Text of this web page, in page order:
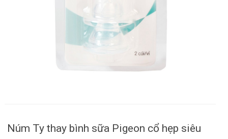
Núm Ty thay bình sữa Pigeon cổ hẹp siêu